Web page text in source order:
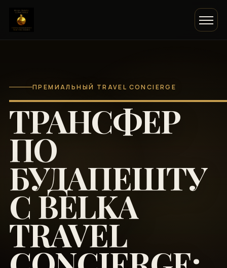
ПРЕМИАЛЬНЫЙ TRAVEL CONCIERGE
ТРАНСФЕР
ПО
БУДАПЕШТУ
С BELKA
TRAVEL